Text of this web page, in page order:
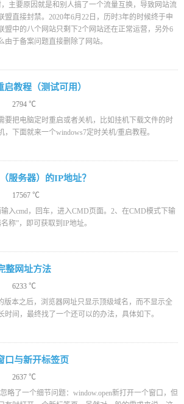
主要原因就是和别人搞了一个流量互换，导致网站流
盟直接封禁。2020年6月22日，历时3年的时候终于申
盟中的八个网站只剩下2个网站还在正常运营，另外6
由于备案问题直接删除了网站。
教程（测试可用）
2794 ℃
要把电脑定时重启或者关机，比如挂机下载文件的时
下面就来一个windows7定时关机/重启教程。
服务器）的IP地址？
17567 ℃
入cmd，回车，进入CMD页面。2、在CMD模式下输
称”，即可获取到IP地址。
整网址方法
6233 ℃
版本之后，浏览器网址只显示顶级域名，而不显示全
时间，最终找了一个还可以的办法，具体如下。
口与新开标签页
2637 ℃
略了一个细节问题：window.open新打开一个窗口，但